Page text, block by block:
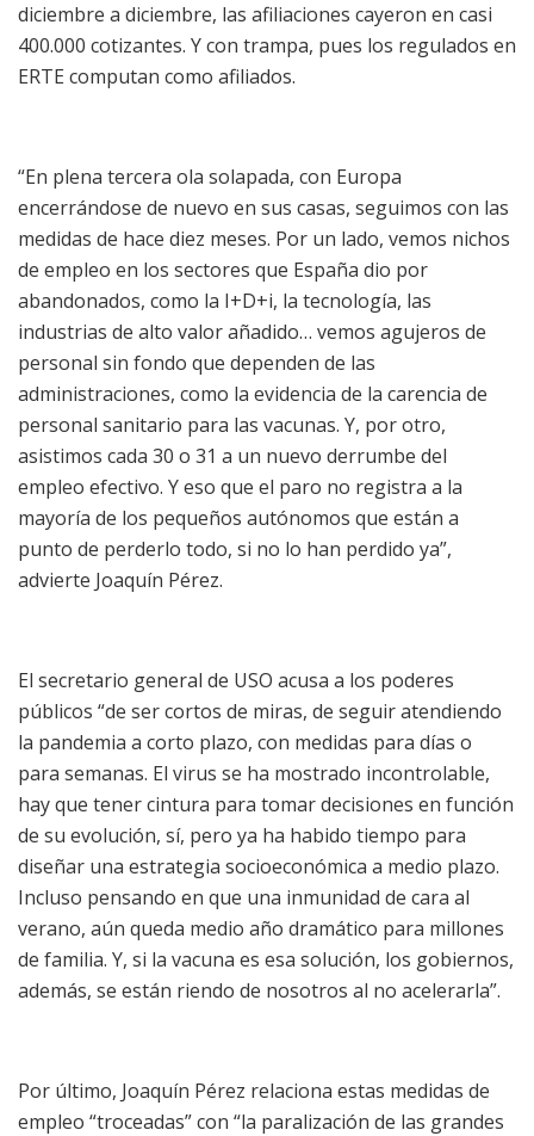
diciembre a diciembre, las afiliaciones cayeron en casi
400.000 cotizantes. Y con trampa, pues los regulados en
ERTE computan como afiliados.
“En plena tercera ola solapada, con Europa
encerrándose de nuevo en sus casas, seguimos con las
medidas de hace diez meses. Por un lado, vemos nichos
de empleo en los sectores que España dio por
abandonados, como la I+D+i, la tecnología, las
industrias de alto valor añadido… vemos agujeros de
personal sin fondo que dependen de las
administraciones, como la evidencia de la carencia de
personal sanitario para las vacunas. Y, por otro,
asistimos cada 30 o 31 a un nuevo derrumbe del
empleo efectivo. Y eso que el paro no registra a la
mayoría de los pequeños autónomos que están a
punto de perderlo todo, si no lo han perdido ya”,
advierte Joaquín Pérez.
El secretario general de USO acusa a los poderes
públicos “de ser cortos de miras, de seguir atendiendo
la pandemia a corto plazo, con medidas para días o
para semanas. El virus se ha mostrado incontrolable,
hay que tener cintura para tomar decisiones en función
de su evolución, sí, pero ya ha habido tiempo para
diseñar una estrategia socioeconómica a medio plazo.
Incluso pensando en que una inmunidad de cara al
verano, aún queda medio año dramático para millones
de familia. Y, si la vacuna es esa solución, los gobiernos,
además, se están riendo de nosotros al no acelerarla”.
Por último, Joaquín Pérez relaciona estas medidas de
empleo “troceadas” con “la paralización de las grandes